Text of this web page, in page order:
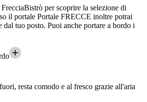
per scoprire la selezione di
il portale Portale FRECCE inoltre potrai
dal tuo posto. Puoi anche portare a bordo i
resta comodo e al fresco grazie all'aria